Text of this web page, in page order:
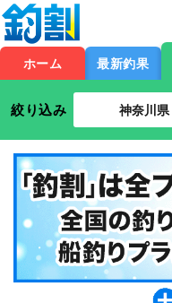
ホーム 最新釣果
絞り込み 神奈川県